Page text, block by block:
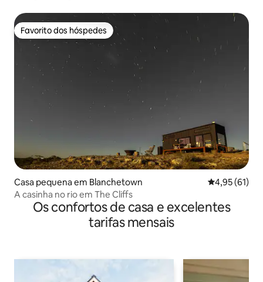
Favorito dos hóspedes
Favorito dos hóspedes
Casa pequena em Blanchetown Classificação
4,95 (61)
A casinha no rio em The Cliffs
Os confortos de casa e excelentes
tarifas mensais